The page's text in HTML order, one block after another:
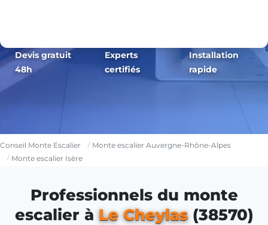
Devis gratuit
48h
Experts
certifiés
Installation
rapide
Conseil Monte Escalier
Monte escalier Auvergne-Rhône-Alpes
Monte escalier Isère
Professionnels du monte
escalier àLe Cheylas(38570)